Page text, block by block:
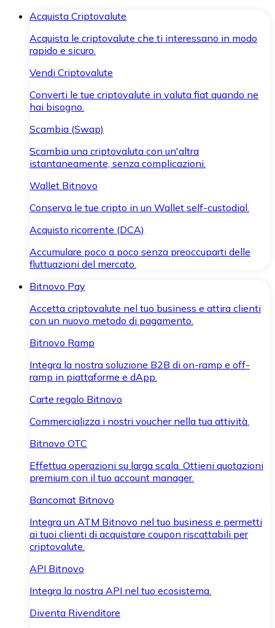
Acquista Criptovalute
Acquista le criptovalute che ti interessano in modo
rapido e sicuro.
Vendi Criptovalute
Converti le tue criptovalute in valuta fiat quando ne
hai bisogno.
Scambia (Swap)
Scambia una criptovaluta con un'altra
istantaneamente, senza complicazioni.
Wallet Bitnovo
Conserva le tue cripto in un Wallet self-custodial.
Acquisto ricorrente (DCA)
Accumulare poco a poco senza preoccuparti delle
fluttuazioni del mercato.
Bitnovo Pay
Accetta criptovalute nel tuo business e attira clienti
con un nuovo metodo di pagamento.
Bitnovo Ramp
Integra la nostra soluzione B2B di on-ramp e off-
ramp in piattaforme e dApp.
Carte regalo Bitnovo
Commercializza i nostri voucher nella tua attività.
Bitnovo OTC
Effettua operazioni su larga scala. Ottieni quotazioni
premium con il tuo account manager.
Bancomat Bitnovo
Integra un ATM Bitnovo nel tuo business e permetti
ai tuoi clienti di acquistare coupon riscattabili per
criptovalute.
API Bitnovo
Integra la nostra API nel tuo ecosistema.
Diventa Rivenditore